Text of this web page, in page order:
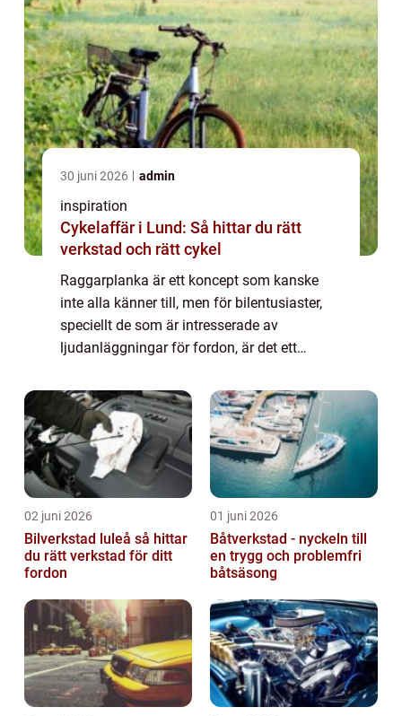
30 juni 2026 admin
inspiration
Cykelaffär i Lund: Så hittar du rätt
verkstad och rätt cykel
Raggarplanka är ett koncept som kanske
inte alla känner till, men för bilentusiaster,
speciellt de som är intresserade av
ljudanläggningar för fordon, är det ett
02 juni 2026
Bilverkstad luleå så hittar
du rätt verkstad för ditt
fordon
01 juni 2026
Båtverkstad - nyckeln till
en trygg och problemfri
båtsäsong